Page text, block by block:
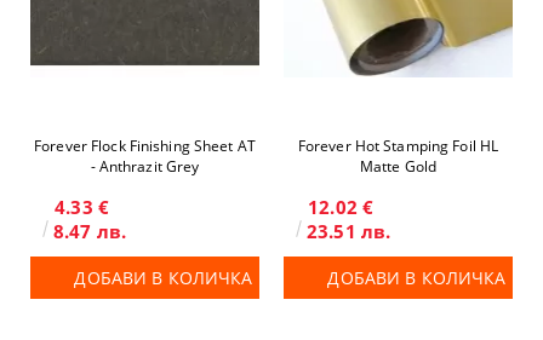
Forever Flock Finishing Sheet AT
- Anthrazit Grey
4.33 €
8.47 лв.
ДОБАВИ В КОЛИЧКА
Forever Hot Stamping Foil HL
Matte Gold
12.02 €
23.51 лв.
ДОБАВИ В КОЛИЧКА